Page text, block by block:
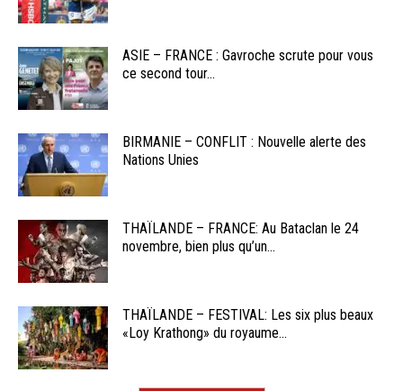
ASIE – FRANCE : Gavroche scrute pour vous
ce second tour...
BIRMANIE – CONFLIT : Nouvelle alerte des
Nations Unies
THAÏLANDE – FRANCE: Au Bataclan le 24
novembre, bien plus qu’un...
THAÏLANDE – FESTIVAL: Les six plus beaux
«Loy Krathong» du royaume...